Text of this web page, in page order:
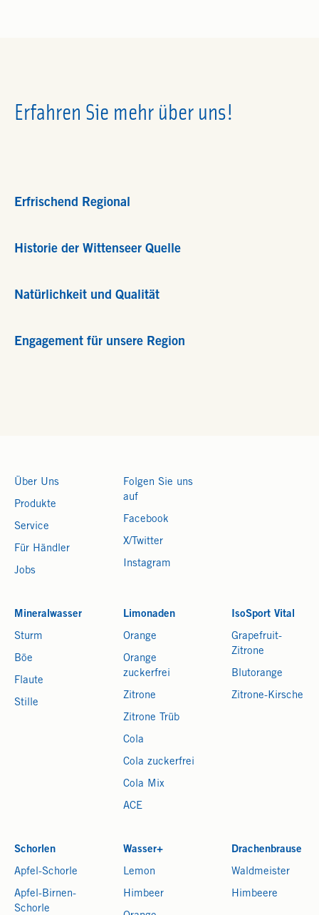
Erfahren Sie mehr über uns!
Erfrischend Regional
Historie der Wittenseer Quelle
Natürlichkeit und Qualität
Engagement für unsere Region
Mineralwasser
Sturm
Böe
Flaute
Stille
Limonaden
Orange
Orange
zuckerfrei
Zitrone
Zitrone Trüb
Cola
Cola zuckerfrei
Cola Mix
ACE
IsoSport Vital
Grapefruit-
Zitrone
Blutorange
Zitrone-Kirsche
Schorlen
Apfel-Schorle
Apfel-Birnen-
Schorle
Wasser+
Lemon
Himbeer
Drachenbrause
Waldmeister
Himbeere
Über Uns
Produkte
Service
Für Händler
Jobs
Folgen Sie uns
auf
Facebook
X/Twitter
Instagram